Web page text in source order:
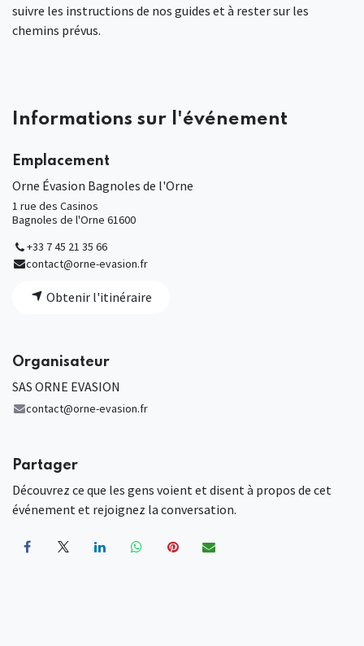
suivre les instructions de nos guides et à rester sur les
chemins prévus.
Informations sur l'événement
Emplacement
Orne Évasion Bagnoles de l'Orne
1 rue des Casinos
Bagnoles de l'Orne 61600
+33 7 45 21 35 66
contact@orne-evasion.fr
Obtenir l'itinéraire
Organisateur
SAS ORNE EVASION
contact@orne-evasion.fr
Partager
Découvrez ce que les gens voient et disent à propos de cet
événement et rejoignez la conversation.